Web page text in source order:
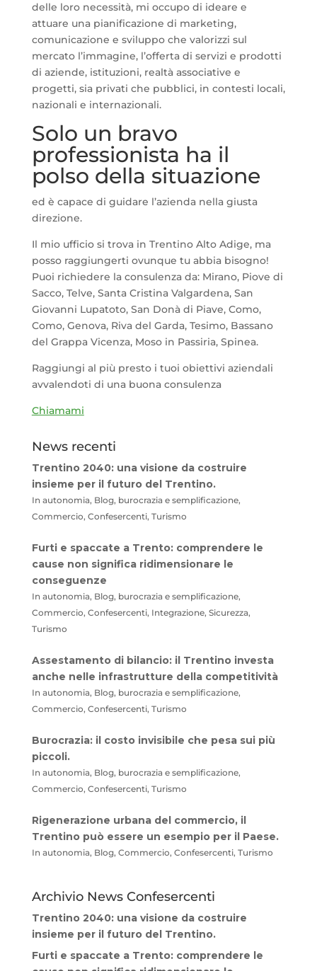
delle loro necessità, mi occupo di ideare e
attuare una pianificazione di marketing,
comunicazione e sviluppo che valorizzi sul
mercato l’immagine, l’offerta di servizi e prodotti
di aziende, istituzioni, realtà associative e
progetti, sia privati che pubblici, in contesti locali,
nazionali e internazionali.
Solo un bravo
professionista ha il
polso della situazione
ed è capace di guidare l’azienda nella giusta
direzione.
Il mio ufficio si trova in Trentino Alto Adige, ma
posso raggiungerti ovunque tu abbia bisogno!
Puoi richiedere la consulenza da: Mirano, Piove di
Sacco, Telve, Santa Cristina Valgardena, San
Giovanni Lupatoto, San Donà di Piave, Como,
Como, Genova, Riva del Garda, Tesimo, Bassano
del Grappa Vicenza, Moso in Passiria, Spinea.
Raggiungi al più presto i tuoi obiettivi aziendali
avvalendoti di una buona consulenza
Chiamami
News recenti
Trentino 2040: una visione da costruire
insieme per il futuro del Trentino.
In autonomia, Blog, burocrazia e semplificazione,
Commercio, Confesercenti, Turismo
Furti e spaccate a Trento: comprendere le
cause non significa ridimensionare le
conseguenze
In autonomia, Blog, burocrazia e semplificazione,
Commercio, Confesercenti, Integrazione, Sicurezza,
Turismo
Assestamento di bilancio: il Trentino investa
anche nelle infrastrutture della competitività
In autonomia, Blog, burocrazia e semplificazione,
Commercio, Confesercenti, Turismo
Burocrazia: il costo invisibile che pesa sui più
piccoli.
In autonomia, Blog, burocrazia e semplificazione,
Commercio, Confesercenti, Turismo
Rigenerazione urbana del commercio, il
Trentino può essere un esempio per il Paese.
In autonomia, Blog, Commercio, Confesercenti, Turismo
Archivio News Confesercenti
Trentino 2040: una visione da costruire
insieme per il futuro del Trentino.
Furti e spaccate a Trento: comprendere le